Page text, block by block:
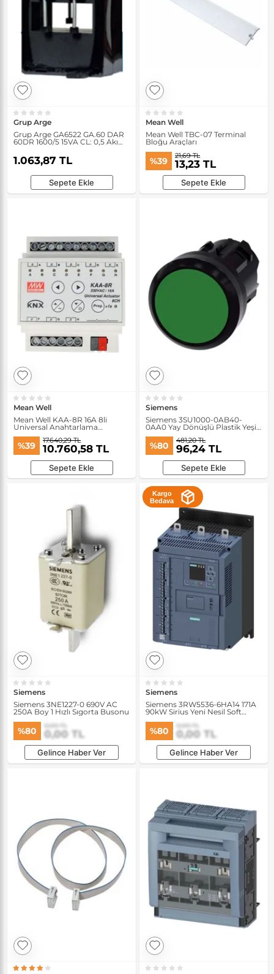
Grup Arge
Grup Arge GA6522 GA.60 DAR
60DR 1600/5 15VA CL: 0,5 Akım
1.063,87 TL
Sepete Ekle
Mean Well
Mean Well TBC-07 Terminal
Bloğu Araçları
%39 21,69 TL
13,23 TL
Sepete Ekle
Mean Well
Mean Well KAA-8R 16A 8li
Universal Anahtarlama
%39 17.640,29 TL
10.760,58 TL
Sepete Ekle
Siemens
Siemens 3SU1000-0AB40-
0AA0 Yay Dönüşlü Plastik Yeşil
Buton Kafası
%80 481,20 TL
96,24 TL
Sepete Ekle
Siemens
Siemens 3NE1227-0 690V AC
250A Boy 1 Hızlı Sıgorta Busonu
%80 0,00 TL
0,00 TL
Gelince Haber Ver
Kargo
Bedava
Siemens
Siemens 3RW5536-6HA14 171A
90kW Sirius Yeni Nesil Soft
%80 0,00 TL
0,00 TL
Gelince Haber Ver